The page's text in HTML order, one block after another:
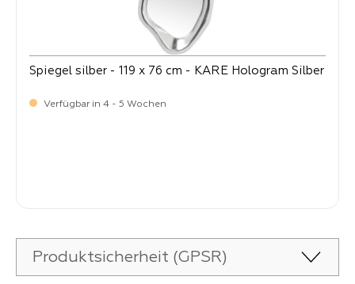
Spiegel silber - 119 x 76 cm - KARE Hologram Silber
Verfügbar in 4 - 5 Wochen
Produktsicherheit (GPSR)